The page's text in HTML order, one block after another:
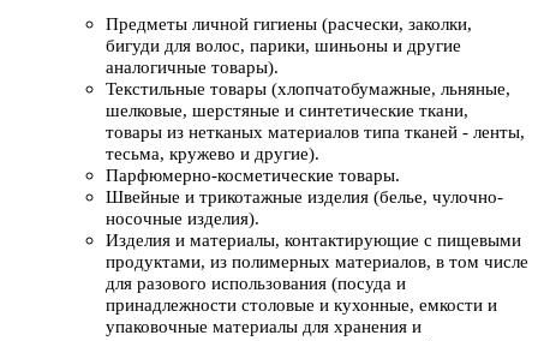
Предметы личной гигиены (расчески, заколки,
бигуди для волос, парики, шиньоны и другие
аналогичные товары).
Текстильные товары (хлопчатобумажные, льняные,
шелковые, шерстяные и синтетические ткани,
товары из нетканых материалов типа тканей - ленты,
тесьма, кружево и другие).
Парфюмерно-косметические товары.
Швейные и трикотажные изделия (белье, чулочно-
носочные изделия).
Изделия и материалы, контактирующие с пищевыми
продуктами, из полимерных материалов, в том числе
для разового использования (посуда и
принадлежности столовые и кухонные, емкости и
упаковочные материалы для хранения и